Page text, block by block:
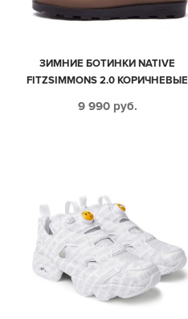
ЗИМНИЕ БОТИНКИ NATIVE
FITZSIMMONS 2.0 КОРИЧНЕВЫЕ
9 990 руб.